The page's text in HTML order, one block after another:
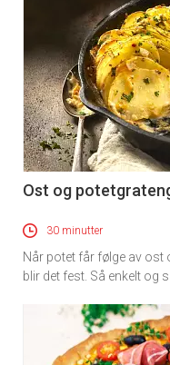
Ost og
30 minutter
Når potet får følge av ost
blir det fest. Så enkelt og